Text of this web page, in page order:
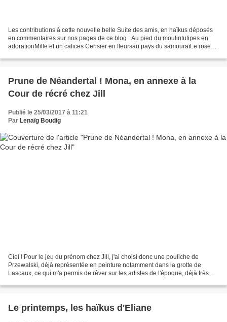
Les contributions à cette nouvelle belle Suite des amis, en haïkus déposés
en commentaires sur nos pages de ce blog : Au pied du moulintulipes en
adorationMille et un calices Cerisier en fleursau pays du samouraïLe rose
Prune de Néandertal ! Mona, en annexe à la
Cour de récré chez Jill
Publié le 25/03/2017 à 11:21
Par Lenaïg Boudig
Ciel ! Pour le jeu du prénom chez Jill, j'ai choisi donc une pouliche de
Przewalski, déjà représentée en peinture notamment dans la grotte de
Lascaux, ce qui m'a permis de rêver sur les artistes de l'époque, déjà très
Le printemps, les haïkus d'Eliane